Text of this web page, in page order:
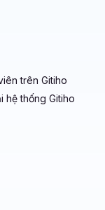
trên Gitiho
hệ thống Gitiho